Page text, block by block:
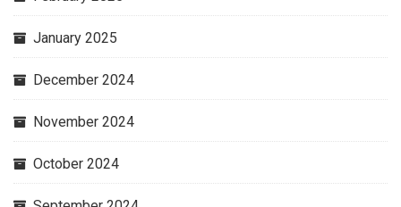
January 2025
December 2024
November 2024
October 2024